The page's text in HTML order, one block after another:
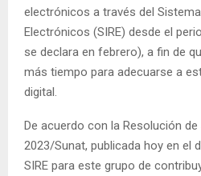
electrónicos a través del
Electrónicos (SIRE) desde el
se declara en febrero), a fin de
más tiempo para adecuarse a
digital.
De acuerdo con la Resolución
2023/Sunat, publicada hoy en el
SIRE para este grupo de